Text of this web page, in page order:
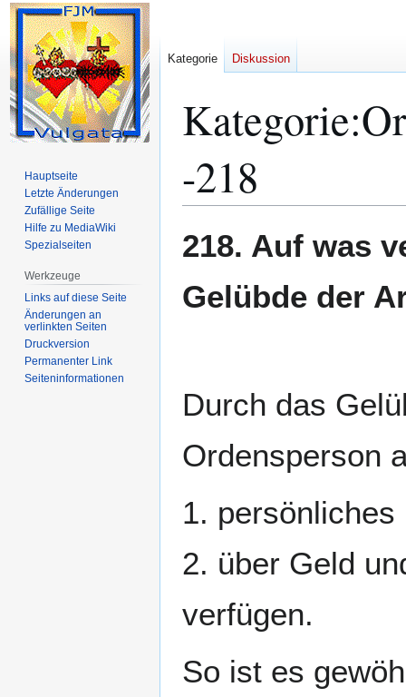
Kategorie:
-218
Navigation
Suche
218. Auf was
Gelübde der
Durch das
Ordensperson
1.
2. über Geld
verfügen.
So ist es
Kategorie Diskussion
Hauptseite
Letzte Änderungen
Zufällige Seite
Hilfe zu MediaWiki
Spezialseiten
Werkzeuge
Links auf diese Seite
Änderungen an
verlinkten Seiten
Druckversion
Permanenter Link
Seiten­­informationen